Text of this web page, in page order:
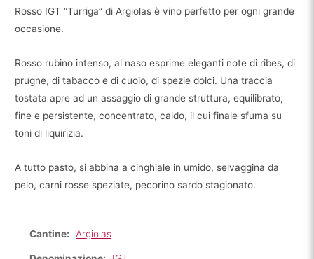
Rosso IGT “Turriga” di Argiolas è vino perfetto per ogni grande
occasione.
Rosso rubino intenso, al naso esprime eleganti note di ribes, di
prugne, di tabacco e di cuoio, di spezie dolci. Una traccia
tostata apre ad un assaggio di grande struttura, equilibrato,
fine e persistente, concentrato, caldo, il cui finale sfuma su
toni di liquirizia.
A tutto pasto, si abbina a cinghiale in umido, selvaggina da
pelo, carni rosse speziate, pecorino sardo stagionato.
Cantine: Argiolas